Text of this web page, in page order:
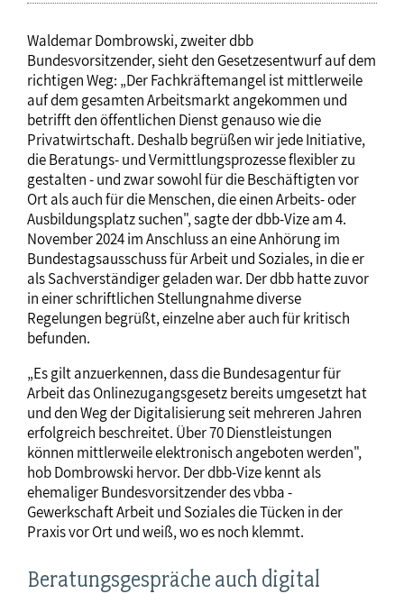
Waldemar Dombrowski, zweiter dbb
Bundesvorsitzender, sieht den Gesetzesentwurf auf dem
richtigen Weg: „Der Fachkräftemangel ist mittlerweile
auf dem gesamten Arbeitsmarkt angekommen und
betrifft den öffentlichen Dienst genauso wie die
Privatwirtschaft. Deshalb begrüßen wir jede Initiative,
die Beratungs- und Vermittlungsprozesse flexibler zu
gestalten - und zwar sowohl für die Beschäftigten vor
Ort als auch für die Menschen, die einen Arbeits- oder
Ausbildungsplatz suchen", sagte der dbb-Vize am 4.
November 2024 im Anschluss an eine Anhörung im
Bundestagsausschuss für Arbeit und Soziales, in die er
als Sachverständiger geladen war. Der dbb hatte zuvor
in einer schriftlichen Stellungnahme diverse
Regelungen begrüßt, einzelne aber auch für kritisch
befunden.
„Es gilt anzuerkennen, dass die Bundesagentur für
Arbeit das Onlinezugangsgesetz bereits umgesetzt hat
und den Weg der Digitalisierung seit mehreren Jahren
erfolgreich beschreitet. Über 70 Dienstleistungen
können mittlerweile elektronisch angeboten werden",
hob Dombrowski hervor. Der dbb-Vize kennt als
ehemaliger Bundesvorsitzender des vbba -
Gewerkschaft Arbeit und Soziales die Tücken in der
Praxis vor Ort und weiß, wo es noch klemmt.
Beratungsgespräche auch digital